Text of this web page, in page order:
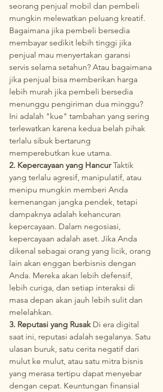
seorang penjual mobil dan pembeli
mungkin melewatkan peluang kreatif.
Bagaimana jika pembeli bersedia
membayar sedikit lebih tinggi jika
penjual mau menyertakan garansi
servis selama setahun? Atau bagaimana
jika penjual bisa memberikan harga
lebih murah jika pembeli bersedia
menunggu pengiriman dua minggu?
Ini adalah "kue" tambahan yang sering
terlewatkan karena kedua belah pihak
terlalu sibuk bertarung
memperebutkan kue utama.
2. Kepercayaan yang Hancur Taktik
yang terlalu agresif, manipulatif, atau
menipu mungkin memberi Anda
kemenangan jangka pendek, tetapi
dampaknya adalah kehancuran
kepercayaan. Dalam negosiasi,
kepercayaan adalah aset. Jika Anda
dikenal sebagai orang yang licik, orang
lain akan enggan berbisnis dengan
Anda. Mereka akan lebih defensif,
lebih curiga, dan setiap interaksi di
masa depan akan jauh lebih sulit dan
melelahkan.
3. Reputasi yang Rusak Di era digital
saat ini, reputasi adalah segalanya. Satu
ulasan buruk, satu cerita negatif dari
mulut ke mulut, atau satu mitra bisnis
yang merasa tertipu dapat menyebar
dengan cepat. Keuntungan finansial